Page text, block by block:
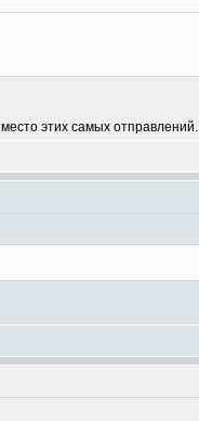
этих самых отправлений.